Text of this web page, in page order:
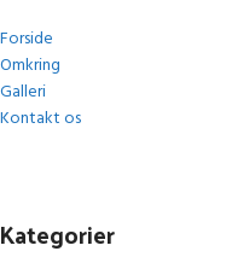
Forside
Omkring
Galleri
Kontakt os
Kategorier